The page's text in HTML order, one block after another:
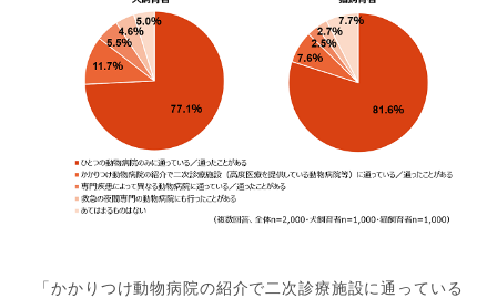
「かかりつけ動物病院の紹介で二次診療施設に通っている